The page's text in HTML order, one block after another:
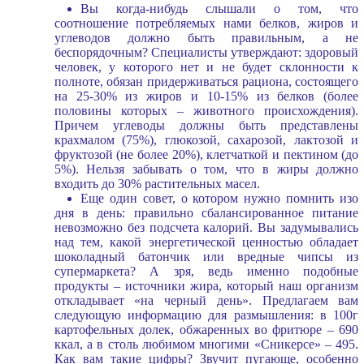
Вы когда-нибудь слышали о том, что
соотношение потребляемых нами белков, жиров и
углеводов должно быть правильным, а не
беспорядочным? Специалисты утверждают: здоровый
человек, у которого нет и не будет склонности к
полноте, обязан придерживаться рациона, состоящего
на 25-30% из жиров и 10-15% из белков (более
половины которых – животного происхождения).
Причем углеводы должны быть представлены
крахмалом (75%), глюкозой, сахарозой, лактозой и
фруктозой (не более 20%), клетчаткой и пектином (до
5%). Нельзя забывать о том, что в жиры должно
входить до 30% растительных масел.
Еще один совет, о котором нужно помнить изо
дня в день: правильно сбалансированное питание
невозможно без подсчета калорий. Вы задумывались
над тем, какой энергетической ценностью обладает
шоколадный батончик или вредные чипсы из
супермаркета? А зря, ведь именно подобные
продукты – источники жира, который наш организм
откладывает «на черный день». Предлагаем вам
следующую информацию для размышления: в 100г
картофельных долек, обжаренных во фритюре – 690
ккал, а в столь любимом многими «Сникерсе» – 495.
Как вам такие цифры? Звучит пугающе, особенно